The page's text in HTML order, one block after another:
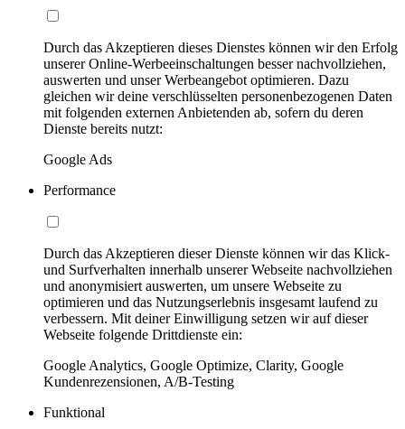
Durch das Akzeptieren dieses Dienstes können wir den Erfolg
unserer Online-Werbeeinschaltungen besser nachvollziehen,
auswerten und unser Werbeangebot optimieren. Dazu
gleichen wir deine verschlüsselten personenbezogenen Daten
mit folgenden externen Anbietenden ab, sofern du deren
Dienste bereits nutzt:
Google Ads
Performance
Durch das Akzeptieren dieser Dienste können wir das Klick-
und Surfverhalten innerhalb unserer Webseite nachvollziehen
und anonymisiert auswerten, um unsere Webseite zu
optimieren und das Nutzungserlebnis insgesamt laufend zu
verbessern. Mit deiner Einwilligung setzen wir auf dieser
Webseite folgende Drittdienste ein:
Google Analytics, Google Optimize, Clarity, Google
Kundenrezensionen, A/B-Testing
Funktional